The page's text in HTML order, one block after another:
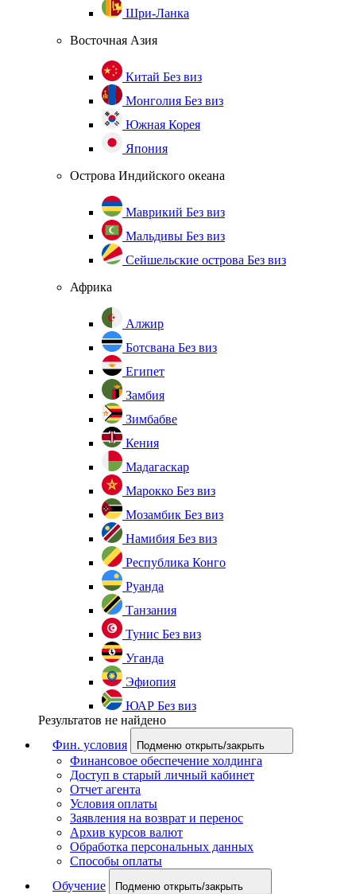
Шри-Ланка
Восточная Азия
Китай Без виз
Монголия Без виз
Южная Корея
Япония
Острова Индийского океана
Маврикий Без виз
Мальдивы Без виз
Сейшельские острова Без виз
Африка
Алжир
Ботсвана Без виз
Египет
Замбия
Зимбабве
Кения
Мадагаскар
Марокко Без виз
Мозамбик Без виз
Намибия Без виз
Республика Конго
Руанда
Танзания
Тунис Без виз
Уганда
Эфиопия
ЮАР Без виз
Результатов не найдено
Фин. условия
Подменю открыть/закрыть
Финансовое обеспечение холдинга
Доступ в старый личный кабинет
Отчет агента
Условия оплаты
Заявления на возврат и перенос
Архив курсов валют
Обработка персональных данных
Способы оплаты
Обучение
Подменю открыть/закрыть